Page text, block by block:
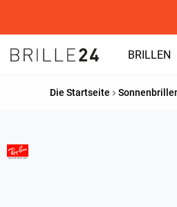
BRILLEN
Die Startseite